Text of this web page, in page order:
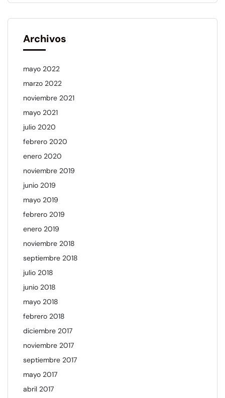
Archivos
mayo 2022
marzo 2022
noviembre 2021
mayo 2021
julio 2020
febrero 2020
enero 2020
noviembre 2019
junio 2019
mayo 2019
febrero 2019
enero 2019
noviembre 2018
septiembre 2018
julio 2018
junio 2018
mayo 2018
febrero 2018
diciembre 2017
noviembre 2017
septiembre 2017
mayo 2017
abril 2017